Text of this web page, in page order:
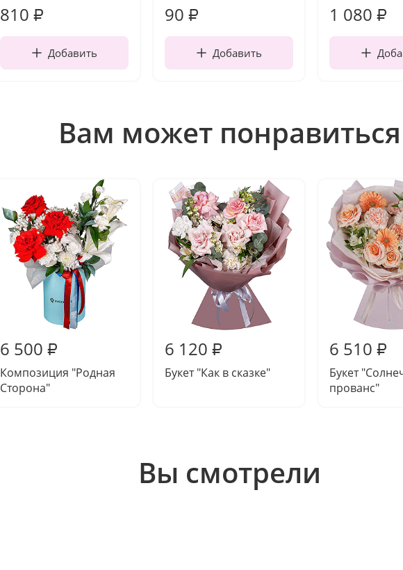
810 ₽
Добавить
90 ₽
Добавить
1 080 ₽
Вам может понравиться
6 500 ₽
Композиция "Родная
Сторона"
6 120 ₽
Букет "Как в сказке"
6 510 ₽
Букет
прованс"
Вы смотрели